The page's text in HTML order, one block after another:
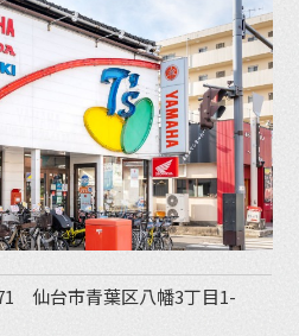
仙台市青葉区八幡3丁目1-